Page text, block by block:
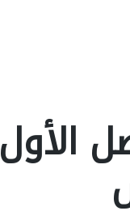
الأول